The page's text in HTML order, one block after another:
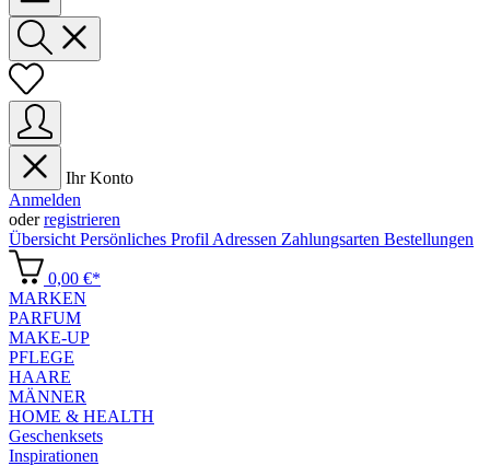
Ihr Konto
Anmelden
oderregistrieren
Übersicht Persönliches Profil Adressen Zahlungsarten Bestellungen
0,00 €*
MARKEN
PARFUM
MAKE-UP
PFLEGE
HAARE
MÄNNER
HOME & HEALTH
Geschenksets
Inspirationen